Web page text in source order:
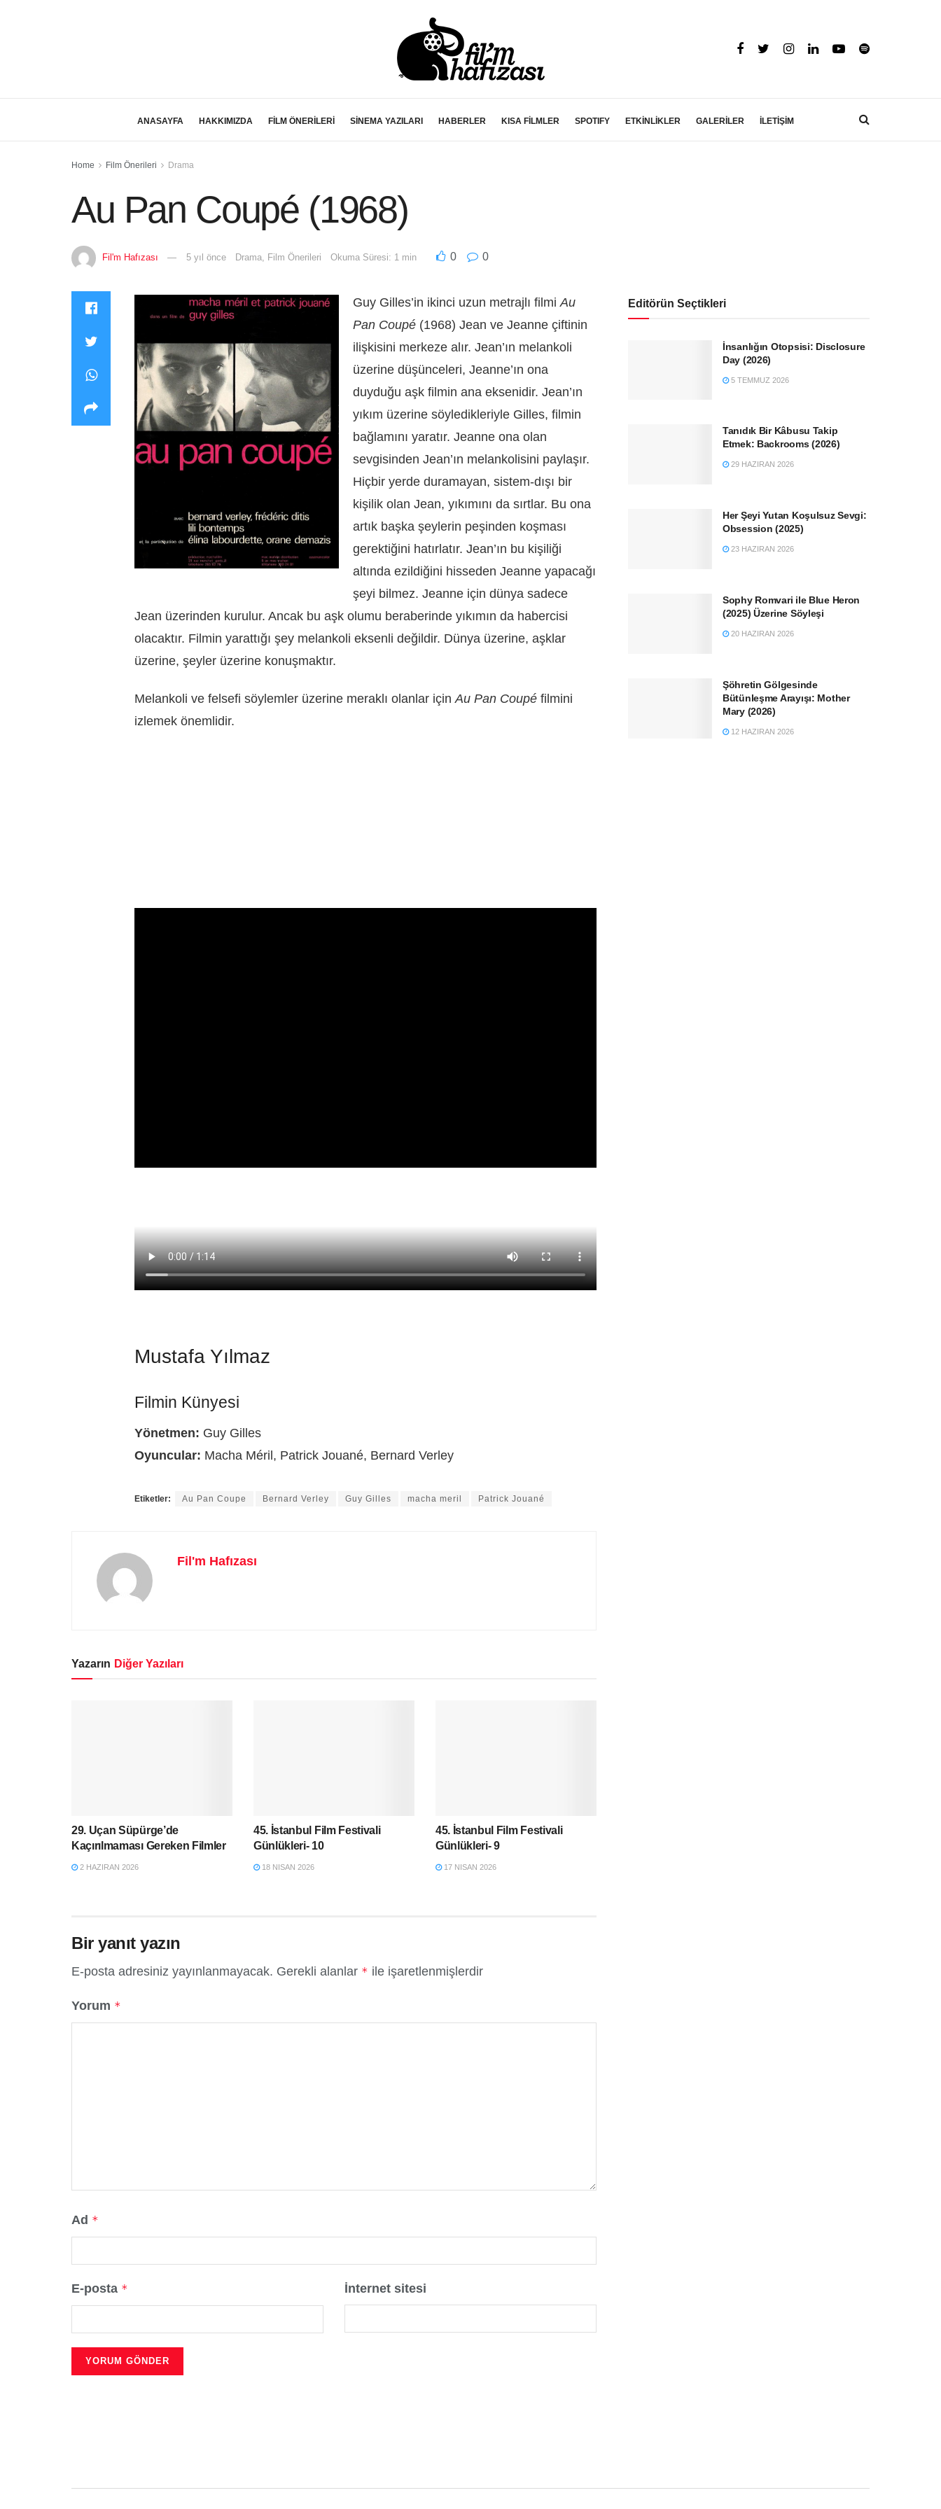
ANASAYFA HAKKIMIZDA FİLM ÖNERİLERİ SİNEMA YAZILARI HABERLER KISA FİLMLER SPOTIFY ETKİNLİKLER GALERİLER İLETİŞİM
Home Film Önerileri Drama
Au Pan Coupé (1968)
Fil'm Hafızası 5 yıl önce Drama Film Önerileri Okuma Süresi: 1 min 0 0
Guy Gilles’in ikinci uzun metrajlı filmi Au
Pan Coupé (1968) Jean ve Jeanne çiftinin
ilişkisini merkeze alır. Jean’ın melankoli
üzerine düşünceleri, Jeanne’ın ona
duyduğu aşk filmin ana eksenidir. Jean’ın
yıkım üzerine söyledikleriyle Gilles, filmin
bağlamını yaratır. Jeanne ona olan
sevgisinden Jean’ın melankolisini paylaşır.
Hiçbir yerde duramayan, sistem-dışı bir
kişilik olan Jean, yıkımını da sırtlar. Bu ona
artık başka şeylerin peşinden koşması
gerektiğini hatırlatır. Jean’ın bu kişiliği
altında ezildiğini hisseden Jeanne yapacağı
şeyi bilmez. Jeanne için dünya sadece
Jean üzerinden kurulur. Ancak bu aşk olumu beraberinde yıkımın da habercisi
olacaktır. Filmin yarattığı şey melankoli eksenli değildir. Dünya üzerine, aşklar
üzerine, şeyler üzerine konuşmaktır.
Melankoli ve felsefi söylemler üzerine meraklı olanlar içinAu Pan Coupé filmini
izlemek önemlidir.
Mustafa Yılmaz
Filmin Künyesi
Yönetmen: Guy Gilles
Oyuncular: Macha Méril, Patrick Jouané, Bernard Verley
Etiketler: Au Pan Coupe Bernard Verley Guy Gilles macha meril Patrick Jouané
Fil'm Hafızası
Yazarın Diğer Yazıları
29. Uçan Süpürge’de
Kaçırılmaması Gereken Filmler
2 HAZIRAN 2026
45. İstanbul Film Festivali
Günlükleri- 10
18 NISAN 2026
45. İstanbul Film Festivali
Günlükleri- 9
17 NISAN 2026
Bir yanıt yazın
E-posta adresiniz yayınlanmayacak. Gerekli alanlar * ile işaretlenmişlerdir
Yorum *
Ad *
E-posta * İnternet sitesi
Editörün Seçtikleri
İnsanlığın Otopsisi: Disclosure
Day (2026)
5 TEMMUZ 2026
Tanıdık Bir Kâbusu Takip
Etmek: Backrooms (2026)
29 HAZIRAN 2026
Her Şeyi Yutan Koşulsuz Sevgi:
Obsession (2025)
23 HAZIRAN 2026
Sophy Romvari ile Blue Heron
(2025) Üzerine Söyleşi
20 HAZIRAN 2026
Şöhretin Gölgesinde
Bütünleşme Arayışı: Mother
Mary (2026)
12 HAZIRAN 2026